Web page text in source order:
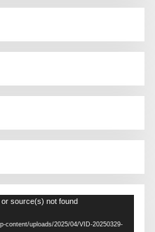
source(s) not found
content/uploads/2025/04/VID-20250329-